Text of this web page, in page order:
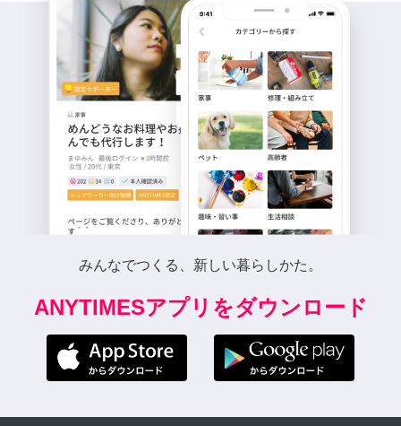
みんなでつくる、新しい暮らしかた。
ANYTIMESアプリをダウンロード